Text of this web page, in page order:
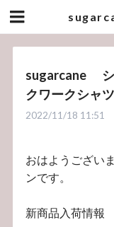
sugarcane シ
クワークシャ
2022/11/18 11:51
おはようござい
ンです。
新商品入荷情報